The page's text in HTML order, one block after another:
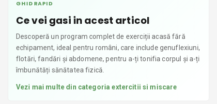
GHID RAPID
Ce vei gasi in acest articol
Descoperă un program complet de exerciții acasă fără
echipament, ideal pentru români, care include genuflexiuni,
flotări, fandări și abdomene, pentru a-ți tonifia corpul și a-ți
îmbunătăți sănătatea fizică.
Vezi mai multe din categoria extercitii si miscare